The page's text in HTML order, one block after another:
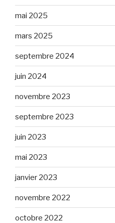
mai 2025
mars 2025
septembre 2024
juin 2024
novembre 2023
septembre 2023
juin 2023
mai 2023
janvier 2023
novembre 2022
octobre 2022